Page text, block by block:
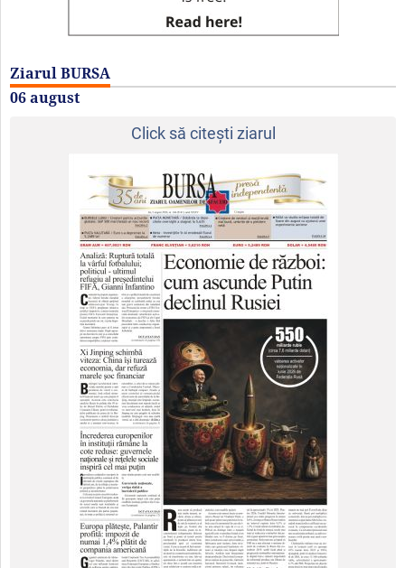
Ziarul BURSA
06 august
Click să citeşti ziarul